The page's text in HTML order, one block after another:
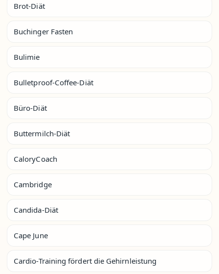
Brot-Diät
Buchinger Fasten
Bulimie
Bulletproof-Coffee-Diät
Büro-Diät
Buttermilch-Diät
CaloryCoach
Cambridge
Candida-Diät
Cape June
Cardio-Training fördert die Gehirnleistung